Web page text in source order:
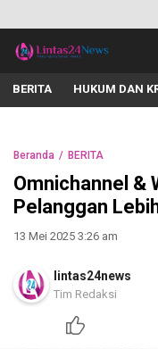
lintas24news.com
Menyingkap Setiap
BERITA HUKUM DAN
Beranda BERITA
Omnichannel &
Pelanggan
13 Mei 2025 3:26 am
lintas24news
Tim Redaksi